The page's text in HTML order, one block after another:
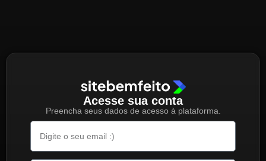
Acesse sua conta
Preencha seus dados de acesso à plataforma.